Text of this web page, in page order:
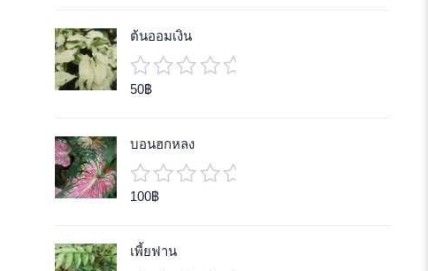
of
5
ต้นออมเงิน
0
5
50฿
บอนฮกหลง
0
of
5
100฿
เพี้ยฟาน